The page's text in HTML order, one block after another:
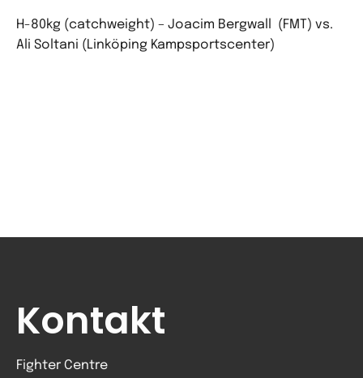
H-80kg (catchweight) – Joacim Bergwall (FMT) vs.
Ali Soltani (Linköping Kampsportscenter)
Kontakt
Fighter Centre